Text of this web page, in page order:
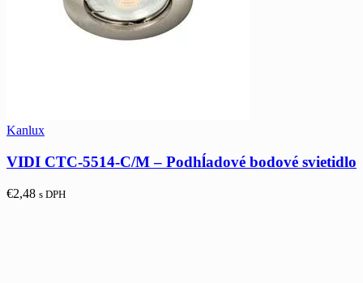
Kanlux
VIDI CTC-5514-C/M – Podhĺadové bodové svietidlo
€2,48 s DPH